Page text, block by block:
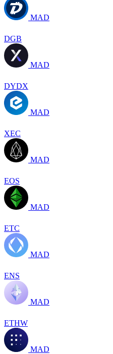
MAD
DGB
MAD
DYDX
MAD
XEC
MAD
EOS
MAD
ETC
MAD
ENS
MAD
ETHW
MAD